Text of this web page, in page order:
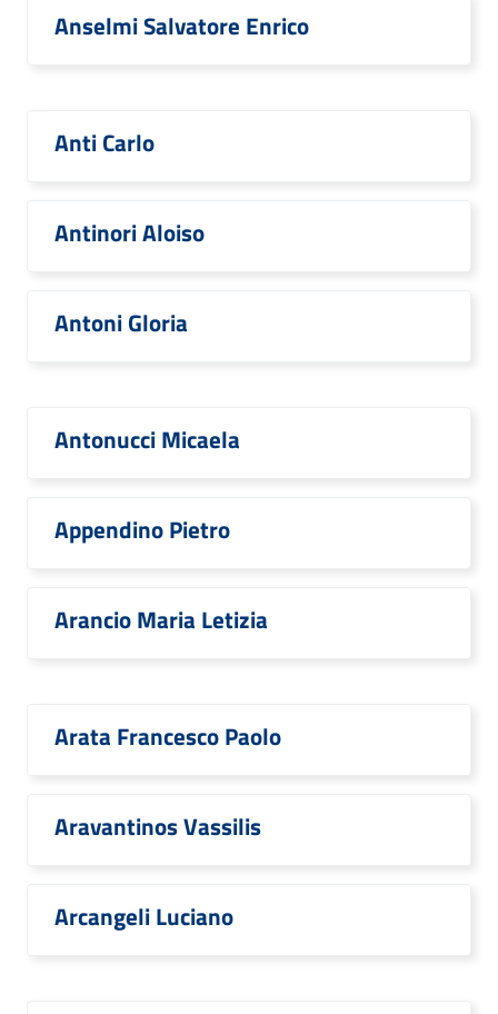
Anselmi Salvatore Enrico
Anti Carlo
Antinori Aloiso
Antoni Gloria
Antonucci Micaela
Appendino Pietro
Arancio Maria Letizia
Arata Francesco Paolo
Aravantinos Vassilis
Arcangeli Luciano